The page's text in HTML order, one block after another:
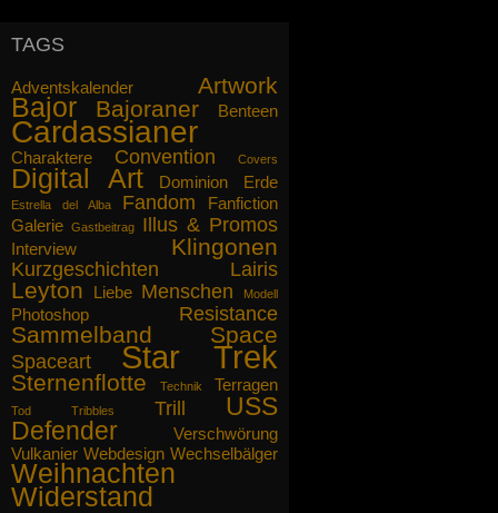
Abenteuern Sie nicht nur
Ihnen das Essen auf der Herdplatte
anbrennt. Wir replizieren Ihnen
gegebenenfalls etwas Neues.
Mögen die Propheten mit Ihnen sein.
gez. Captain Lairis Ilana
TAGS
Adventskalender Artwork
Bajor Bajoraner Benteen
Cardassianer
Charaktere Convention Covers
Digital Art Dominion Erde
Estrella del Alba Fandom
Fanfiction
Galerie Gastbeitrag Illus & Promos
Interview Klingonen
Kurzgeschichten Lairis
Leyton Liebe Menschen Modell
Photoshop Resistance
Sammelband Space
Spaceart Star Trek
Sternenflotte Technik Terragen
Tod Tribbles Trill
USS
Defender
Verschwörung
Vulkanier Webdesign Wechselbälger
Weihnachten
Widerstand